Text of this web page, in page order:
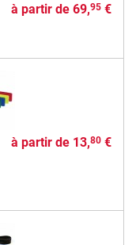
à partir de 69,95€
à partir de 13,80€